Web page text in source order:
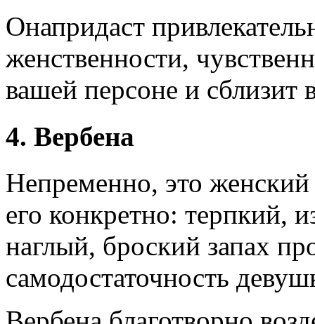
Онапридаст
женственности,
вашей персоне и сблизит
4. Вербена
Непременно, это женский
его конкретно: терпкий,
наглый, броский запах
самодостаточность